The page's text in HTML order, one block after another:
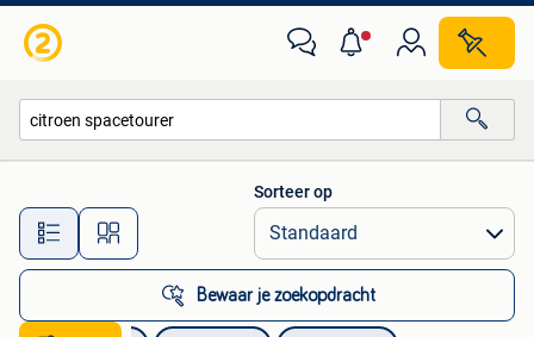
Alle afstanden…
Sorteer op
Bewaar je zoekopdracht